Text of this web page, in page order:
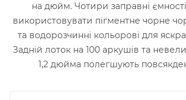
на дюйм. Чотири заправні
використовувати пігментне чорне
та водорозчинні кольорові для
Задній лоток на 100 аркушів та
1,2 дюйма полегшують